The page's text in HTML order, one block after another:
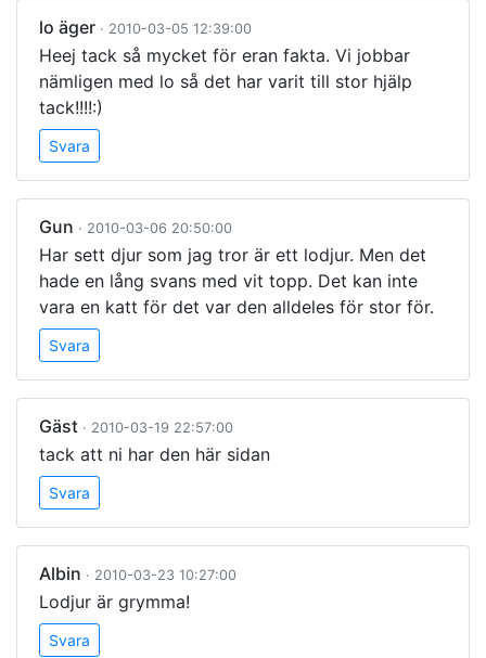
lo äger · 2010-03-05 12:39:00
Heej tack så mycket för eran fakta. Vi jobbar
nämligen med lo så det har varit till stor hjälp
tack!!!!:)
Svara
Gun · 2010-03-06 20:50:00
Har sett djur som jag tror är ett lodjur. Men det
hade en lång svans med vit topp. Det kan inte
vara en katt för det var den alldeles för stor för.
Svara
Gäst · 2010-03-19 22:57:00
tack att ni har den här sidan
Svara
Albin · 2010-03-23 10:27:00
Lodjur är grymma!
Svara